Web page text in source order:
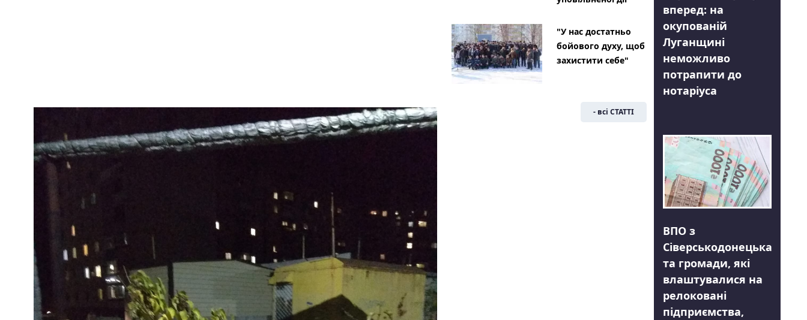
"У нас достатньо
бойового духу, щоб
захистити себе"
- всі СТАТТІ
вперед: на
окупованій
Луганщині
неможливо
потрапити до
нотаріуса
ВПО з
Сіверськодонецька
та громади, які
влаштувалися на
релоковані
підприємства,